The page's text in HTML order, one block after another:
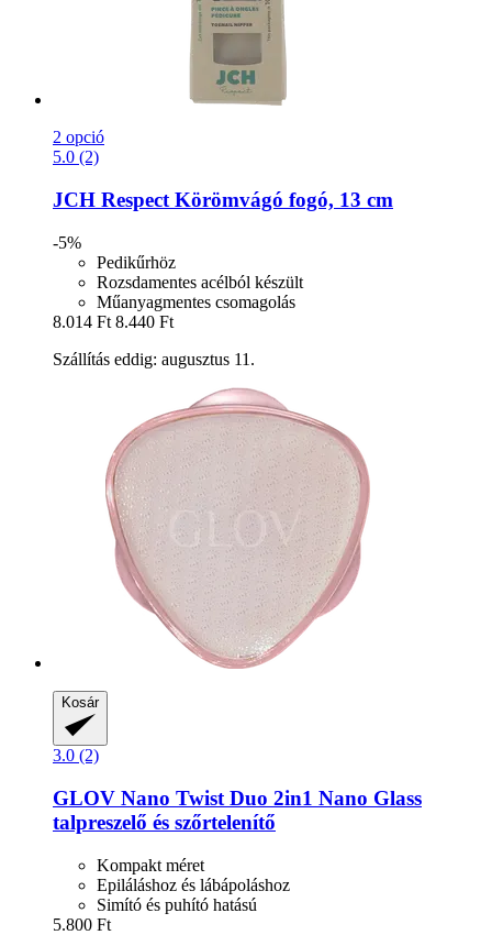
2 opció
5.0 (2)
JCH Respect Körömvágó fogó, 13 cm
-5%
Pedikűrhöz
Rozsdamentes acélból készült
Műanyagmentes csomagolás
8.014 Ft 8.440 Ft
Szállítás eddig: augusztus 11.
Kosár
3.0 (2)
GLOV Nano Twist Duo 2in1 Nano Glass
talpreszelő és szőrtelenítő
Kompakt méret
Epiláláshoz és lábápoláshoz
Simító és puhító hatású
5.800 Ft